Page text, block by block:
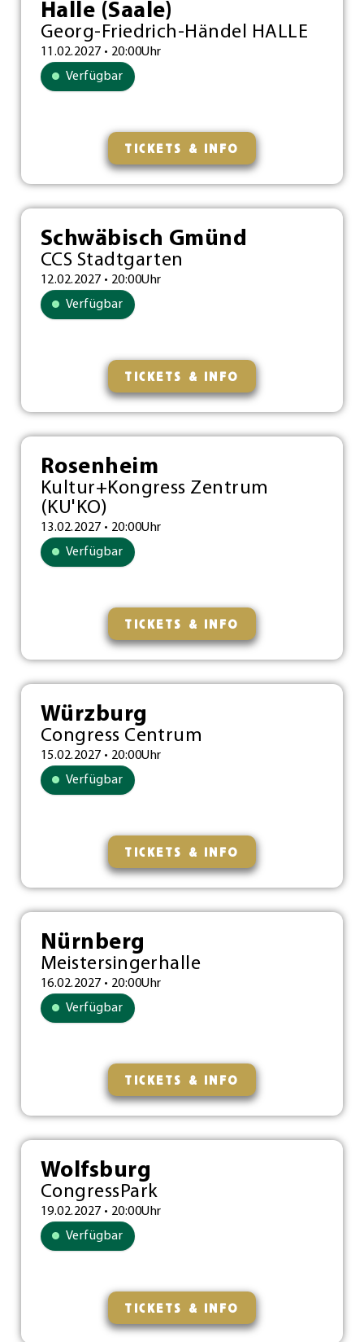
Halle (Saale)
Georg-Friedrich-Händel HALLE
11.02.2027 • 20:00Uhr
Verfügbar
TICKETS & INFO
Schwäbisch Gmünd
CCS Stadtgarten
12.02.2027 • 20:00Uhr
Verfügbar
TICKETS & INFO
Rosenheim
Kultur+Kongress Zentrum
(KU'KO)
13.02.2027 • 20:00Uhr
Verfügbar
TICKETS & INFO
Würzburg
Congress Centrum
15.02.2027 • 20:00Uhr
Verfügbar
TICKETS & INFO
Nürnberg
Meistersingerhalle
16.02.2027 • 20:00Uhr
Verfügbar
TICKETS & INFO
Wolfsburg
CongressPark
19.02.2027 • 20:00Uhr
Verfügbar
TICKETS & INFO